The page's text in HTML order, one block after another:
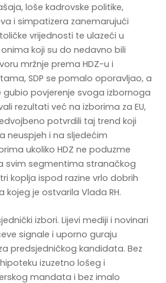
loše kadrovske politike,
i simpatizera zanemarujući
vrijednosti te ulazeći u
koji su do nedavno bili
mržnje prema HDZ-u i
SDP se pomalo oporavljao, a
gubio povjerenje svoga izbornoga
rezultati već na izborima za EU,
potvrdili taj trend koji
neuspjeh i na sljedećim
ukoliko HDZ ne poduzme
svim segmentima stranačkog
koplja ispod razine vrlo dobrih
je ostvarila Vlada RH.
izbori. Lijevi mediji i novinari
signale i uporno guraju
predsjedničkog kandidata. Bez
izuzetno lošeg i
mandata i bez imalo